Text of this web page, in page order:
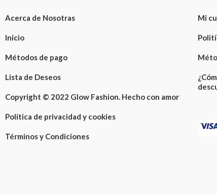
Acerca de Nosotras
Inicio
Métodos de pago
Lista de Deseos
Copyright © 2022 Glow Fashion. Hecho con amor
Política de privacidad y cookies
Términos y Condiciones
Mi